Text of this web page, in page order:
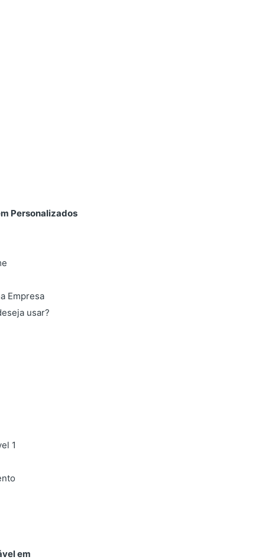
Personalizados
Empresa
usar?
1
em